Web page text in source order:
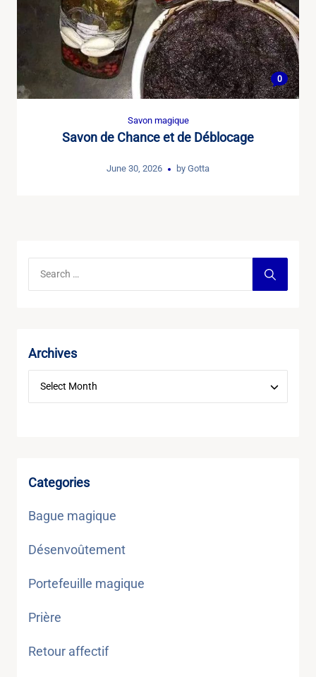
0
Savon magique
Savon de Chance et de Déblocage
June 30, 2026 by Gotta
Archives
Categories
Bague magique
Désenvoûtement
Portefeuille magique
Prière
Retour affectif